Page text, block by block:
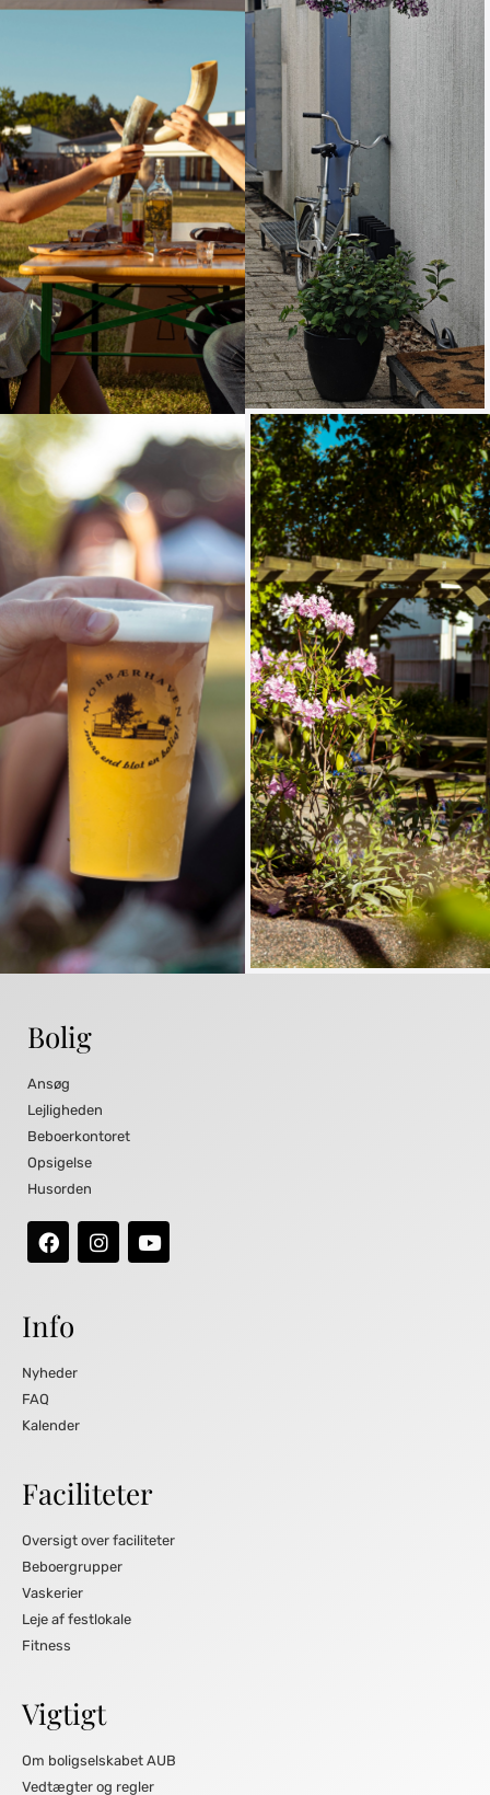
Bolig
Ansøg
Lejligheden
Beboerkontoret
Opsigelse
Husorden
Info
Nyheder
FAQ
Kalender
Faciliteter
Oversigt over faciliteter
Beboergrupper
Vaskerier
Leje af festlokale
Fitness
Vigtigt
Om boligselskabet AUB
Vedtægter og regler